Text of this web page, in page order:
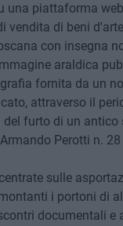
una piattaforma
vendita di beni
con insegna
araldica
fornita da un
attraverso il
furto di un
Perotti n.
sulle
i portoni di
documentali e